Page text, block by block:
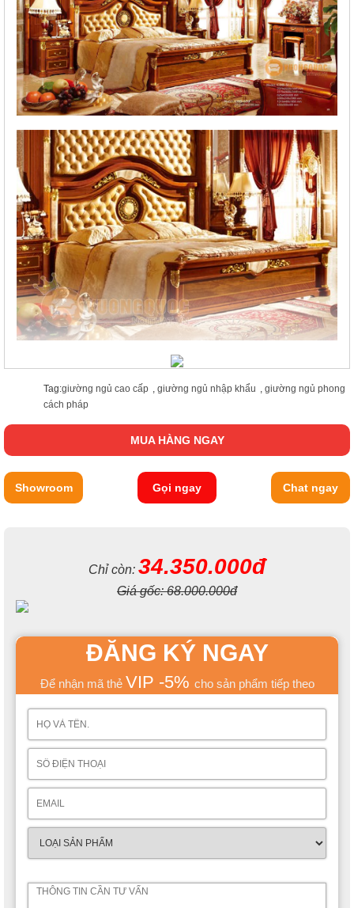
Tag:giường ngủ cao cấp , giường ngủ nhập khẩu , giường ngủ phong
cách pháp
MUA HÀNG NGAY
Showroom Gọi ngay Chat ngay
Chỉ còn: 34.350.000đ
Giá gốc:68.000.000đ
ĐĂNG KÝ NGAY
Để nhận mã thẻ VIP -5% cho sản phẩm tiếp theo